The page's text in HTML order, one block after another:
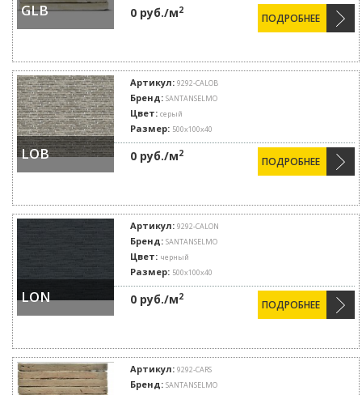
GLB 0 руб./м2
ПОДРОБНЕЕ
LOB
Артикул: 9292-CALOB
Бренд: SANTANSELMO
Цвет: серый
Размер: 500х100х40
0 руб./м2
ПОДРОБНЕЕ
LON
Артикул: 9292-CALON
Бренд: SANTANSELMO
Цвет: черный
Размер: 500х100х40
0 руб./м2
ПОДРОБНЕЕ
Артикул: 9292-CARS
Бренд: SANTANSELMO